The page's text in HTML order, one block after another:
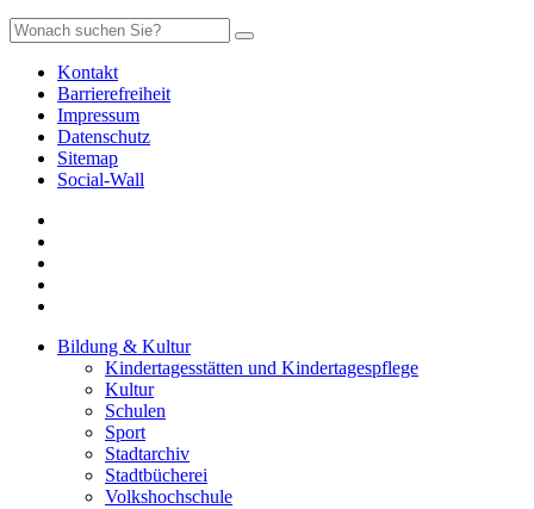
Kontakt
Barrierefreiheit
Impressum
Datenschutz
Sitemap
Social-Wall
Bildung & Kultur
Kindertagesstätten und Kindertagespflege
Kultur
Schulen
Sport
Stadtarchiv
Stadtbücherei
Volkshochschule